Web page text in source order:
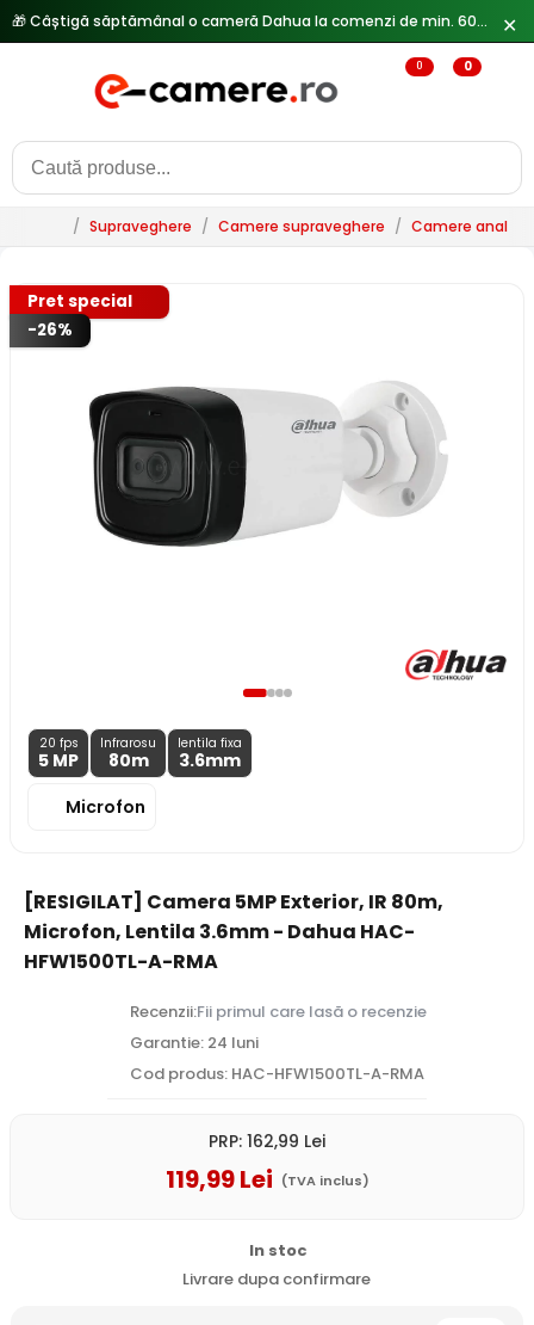
✕
0 0
/ Supraveghere / Camere supraveghere / Camere
Pret special
-26%
20 fps
5 MP
Infrarosu
80m
lentila fixa
3.6mm
Microfon
[RESIGILAT] Camera 5MP Exterior, IR 80m,
Microfon, Lentila 3.6mm - Dahua HAC-
HFW1500TL-A-RMA
Recenzii:Fii primul care lasă o recenzie
Garantie: 24 luni
Cod produs: HAC-HFW1500TL-A-RMA
PRP: 162,99 Lei
119,99Lei (TVA inclus)
In stoc
Livrare dupa confirmare